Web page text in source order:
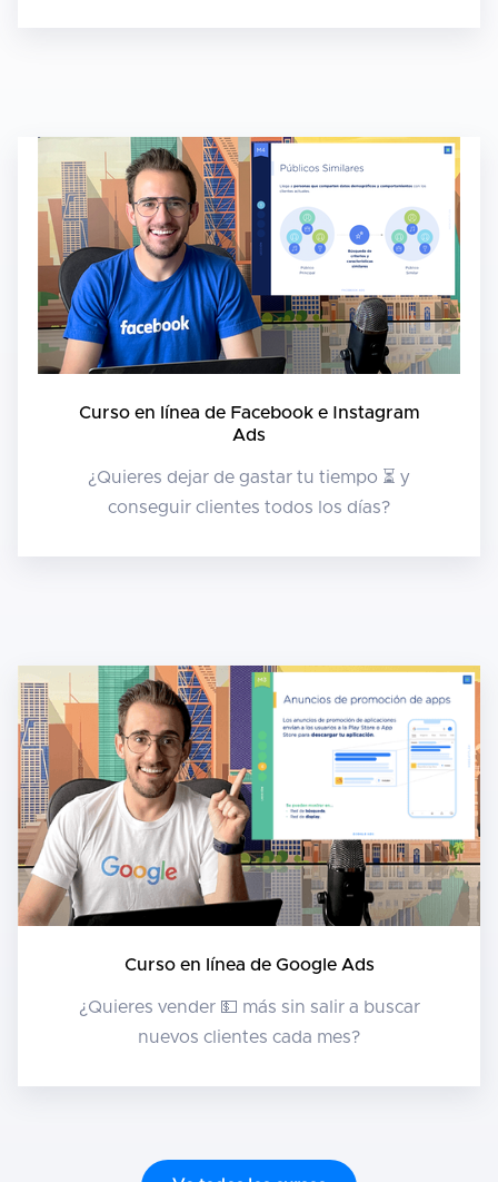
Curso en línea de Facebook e Instagram
Ads
¿Quieres dejar de gastar tu tiempo ⏳ y
conseguir clientes todos los días?
Curso en línea de Google Ads
¿Quieres vender 💵 más sin salir a buscar
nuevos clientes cada mes?